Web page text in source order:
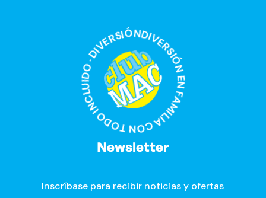
DIVERSIÓN EN FAMILIA CON TODO INCLUIDO · DIVERSIÓN EN FAMILIA CON TODO INCLUIDO ·
Newsletter
Inscríbase para recibir noticias y ofertas